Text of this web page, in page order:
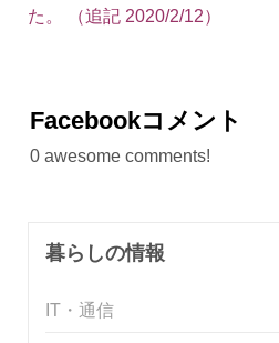
た。 （追記 2020/2/12）
Facebookコメント
0 awesome comments!
暮らしの情報
IT・通信